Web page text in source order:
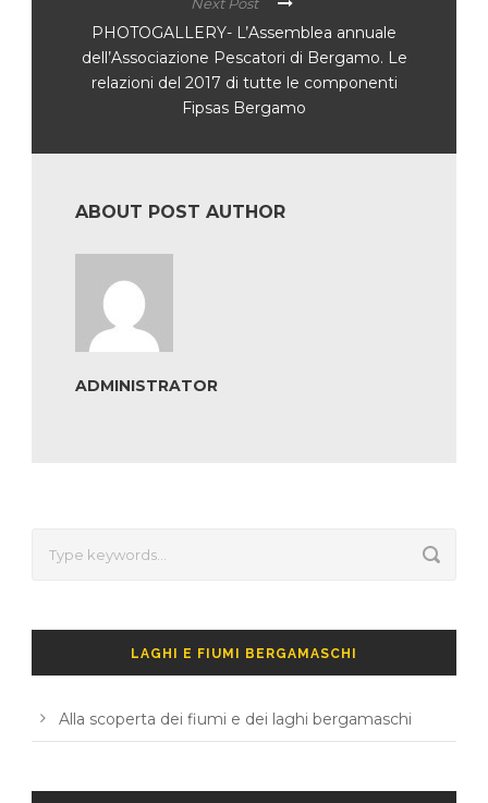
Next Post
PHOTOGALLERY- L’Assemblea annuale
dell’Associazione Pescatori di Bergamo. Le
relazioni del 2017 di tutte le componenti
Fipsas Bergamo
ABOUT POST AUTHOR
ADMINISTRATOR
LAGHI E FIUMI BERGAMASCHI
Alla scoperta dei fiumi e dei laghi bergamaschi